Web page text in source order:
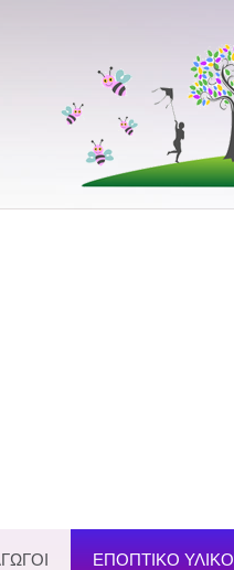
ΕΠΟΠΤΙΚΟ ΥΛΙΚΟ